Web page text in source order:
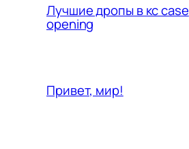
Лучшие дропы в кс case
opening
Привет, мир!